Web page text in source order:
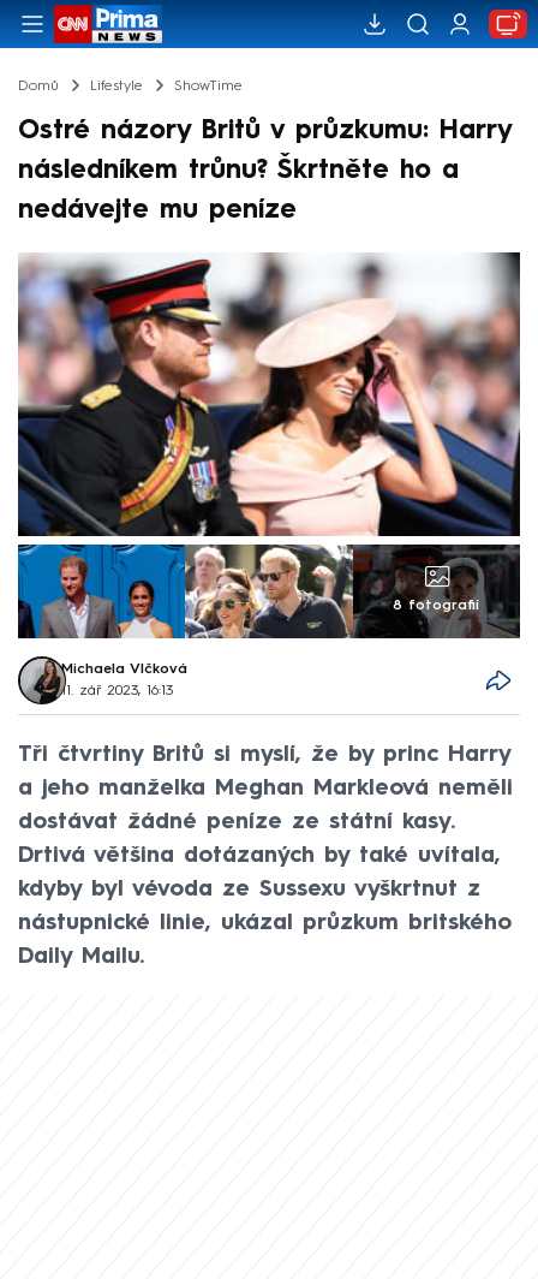
Domů Lifestyle ShowTime
Ostré názory Britů v průzkumu: Harry
následníkem trůnu? Škrtněte ho a
nedávejte mu peníze
8 fotografií
Michaela Vlčková
11. zář 2023, 16:13
Tři čtvrtiny Britů si myslí, že by princ Harry
a jeho manželka Meghan Markleová neměli
dostávat žádné peníze ze státní kasy.
Drtivá většina dotázaných by také uvítala,
kdyby byl vévoda ze Sussexu vyškrtnut z
nástupnické linie, ukázal průzkum britského
Daily Mailu.